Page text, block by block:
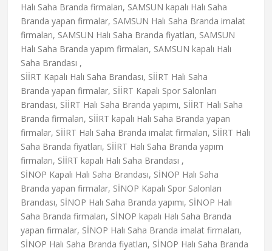
Halı Saha Branda firmaları, SAMSUN kapalı Halı Saha
Branda yapan firmalar, SAMSUN Halı Saha Branda imalat
firmaları, SAMSUN Halı Saha Branda fiyatları, SAMSUN
Halı Saha Branda yapım firmaları, SAMSUN kapalı Halı
Saha Brandası ,
SİİRT Kapalı Halı Saha Brandası, SİİRT Halı Saha
Branda yapan firmalar, SİİRT Kapalı Spor Salonları
Brandası, SİİRT Halı Saha Branda yapımı, SİİRT Halı Saha
Branda firmaları, SİİRT kapalı Halı Saha Branda yapan
firmalar, SİİRT Halı Saha Branda imalat firmaları, SİİRT Halı
Saha Branda fiyatları, SİİRT Halı Saha Branda yapım
firmaları, SİİRT kapalı Halı Saha Brandası ,
SİNOP Kapalı Halı Saha Brandası, SİNOP Halı Saha
Branda yapan firmalar, SİNOP Kapalı Spor Salonları
Brandası, SİNOP Halı Saha Branda yapımı, SİNOP Halı
Saha Branda firmaları, SİNOP kapalı Halı Saha Branda
yapan firmalar, SİNOP Halı Saha Branda imalat firmaları,
SİNOP Halı Saha Branda fiyatları, SİNOP Halı Saha Branda